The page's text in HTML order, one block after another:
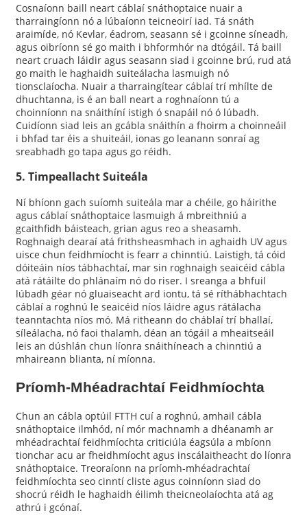
Cosnaíonn baill neart cáblaí snáthoptaice nuair a
tharraingíonn nó a lúbaíonn teicneoirí iad. Tá snáth
araimíde, nó Kevlar, éadrom, seasann sé i gcoinne síneadh,
agus oibríonn sé go maith i bhformhór na dtógáil. Tá baill
neart cruach láidir agus seasann siad i gcoinne brú, rud atá
go maith le haghaidh suiteálacha lasmuigh nó
tionsclaíocha. Nuair a tharraingítear cáblaí trí mhílte de
dhuchtanna, is é an ball neart a roghnaíonn tú a
choinníonn na snáithíní istigh ó snapáil nó ó lúbadh.
Cuidíonn siad leis an gcábla snáithín a fhoirm a choinneáil
i bhfad tar éis a shuiteáil, ionas go leanann sonraí ag
sreabhadh go tapa agus go réidh.
5. Timpeallacht Suiteála
Ní bhíonn gach suíomh suiteála mar a chéile, go háirithe
agus cáblaí snáthoptaice lasmuigh á mbreithniú a
gcaithfidh báisteach, grian agus reo a sheasamh.
Roghnaigh dearaí atá frithsheasmhach in aghaidh UV agus
uisce chun feidhmíocht is fearr a chinntiú. Laistigh, tá cóid
dóiteáin níos tábhachtaí, mar sin roghnaigh seaicéid cábla
atá rátáilte do phlánaím nó do riser. I sreanga a bhfuil
lúbadh géar nó gluaiseacht ard iontu, tá sé ríthábhachtach
cáblaí a roghnú le seaicéid níos láidre agus rátálacha
teanntachta níos mó. Má ritheann do cháblaí trí bhallaí,
síleálacha, nó faoi thalamh, déan an tógáil a mheaitseáil
leis an dúshlán chun líonra snáithíneach a chinntiú a
mhaireann blianta, ní míonna.
Príomh-Mhéadrachtaí Feidhmíochta
Chun an cábla optúil FTTH cuí a roghnú, amhail cábla
snáthoptaice ilmhód, ní mór machnamh a dhéanamh ar
mhéadrachtaí feidhmíochta criticiúla éagsúla a mbíonn
tionchar acu ar fheidhmíocht agus inscálaitheacht do líonra
snáthoptaice. Treoraíonn na príomh-mhéadrachtaí
feidhmíochta seo cinntí cliste agus coinníonn siad do
shocrú réidh le haghaidh éilimh theicneolaíochta atá ag
athrú i gcónaí.